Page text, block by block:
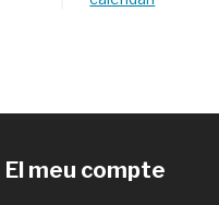
El meu compte